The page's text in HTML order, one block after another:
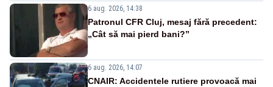
6 aug. 2026, 14:38
Patronul CFR Cluj, mesaj fără precedent:
„Cât să mai pierd bani?”
6 aug. 2026, 14:07
CNAIR: Accidentele rutiere provoacă mai